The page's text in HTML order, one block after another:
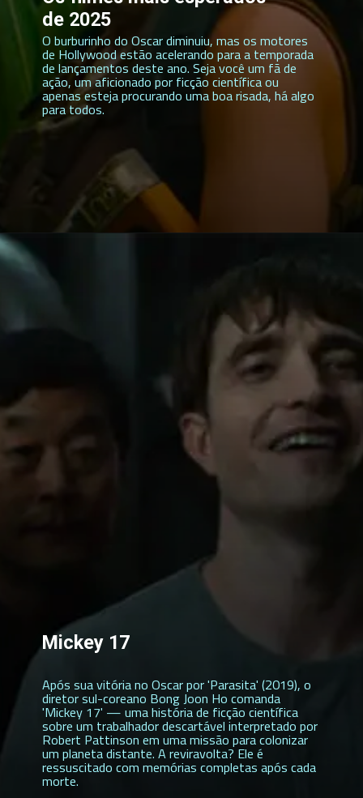
O burburinho do Oscar diminuiu, mas os motores
de Hollywood estão acelerando para a temporada
de lançamentos deste ano. Seja você um fã de
ação, um aficionado por ficção científica ou
apenas esteja procurando uma boa risada, há algo
para todos.
de 2025
Após sua vitória no Oscar por 'Parasita' (2019), o
diretor sul-coreano Bong Joon Ho comanda
'Mickey 17' — uma história de ficção científica
sobre um trabalhador descartável interpretado por
Robert Pattinson em uma missão para colonizar
um planeta distante. A reviravolta? Ele é
ressuscitado com memórias completas após cada
morte.
Mickey 17